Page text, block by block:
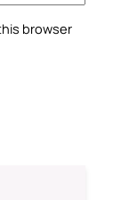
browser